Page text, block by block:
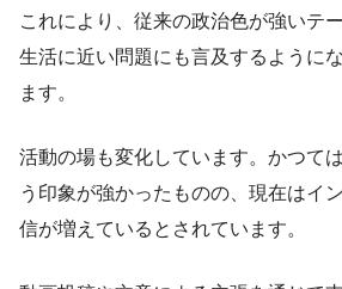
これにより、従来の政治色が強いテ
生活に近い問題にも言及するように
ます。
活動の場も変化しています。かつて
う印象が強かったものの、現在はイ
信が増えているとされています。